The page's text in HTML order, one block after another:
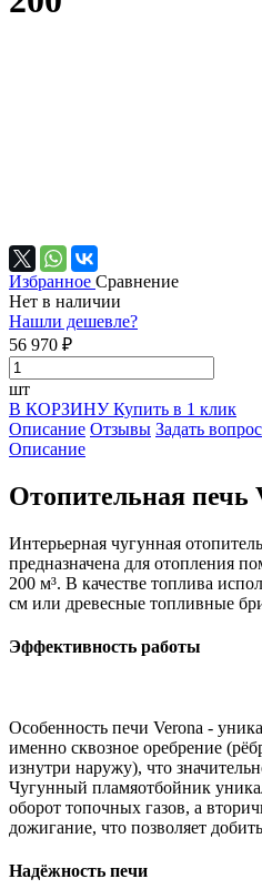
Избранное Сравнение
Нет в наличии
Нашли дешевле?
56 970 ₽
шт
В КОРЗИНУКупить в 1 клик
Описание Отзывы Задать вопрос
Описание
Отопительная печь
Интерьерная чугунная
предназначена для отопления
200 м³. В качестве топлива
см или древесные топливные
Эффективность работы
Особенность печи Verona -
именно сквозное оребрение
изнутри наружу), что
Чугунный пламяотбойник
оборот топочных газов, а
дожигание, что позволяет
Надёжность печи